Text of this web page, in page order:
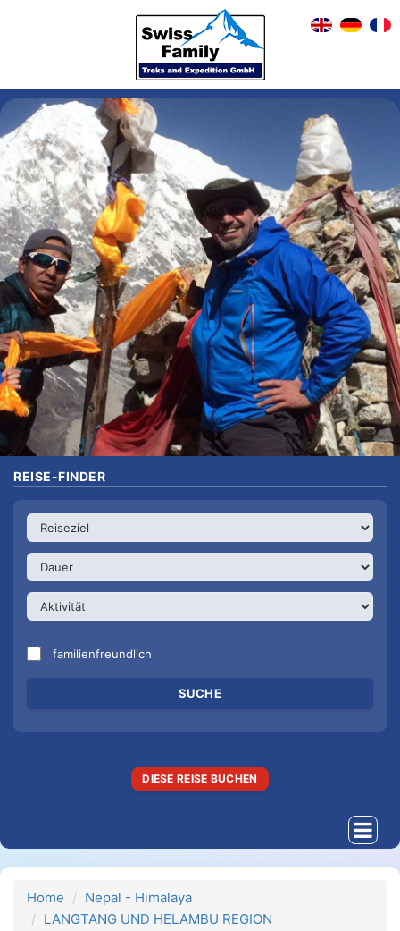
REISE-FINDER
familienfreundlich
DIESE REISE BUCHEN
Home
Nepal - Himalaya
LANGTANG UND HELAMBU REGION